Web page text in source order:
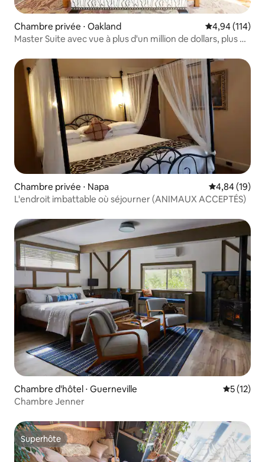
Chambre privée ⋅ Oakland Évaluation
4,94 (114)
Master Suite avec vue à plus d'un million de dollars, plus de
Chambre privée ⋅ Napa Évaluation
4,84 (19)
L'endroit imbattable où séjourner (ANIMAUX ACCEPTÉS)
Chambre d'hôtel ⋅ Guerneville
5 (12)
Chambre Jenner
Superhôte
Superhôte